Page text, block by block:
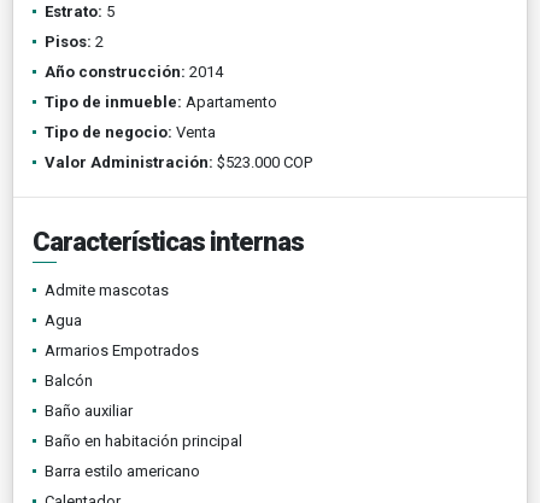
Estrato: 5
Pisos: 2
Año construcción: 2014
Tipo de inmueble: Apartamento
Tipo de negocio: Venta
Valor Administración: $523.000 COP
Características internas
Admite mascotas
Agua
Armarios Empotrados
Balcón
Baño auxiliar
Baño en habitación principal
Barra estilo americano